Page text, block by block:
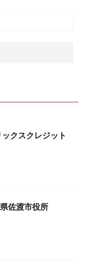
クスクレジット
佐渡市役所